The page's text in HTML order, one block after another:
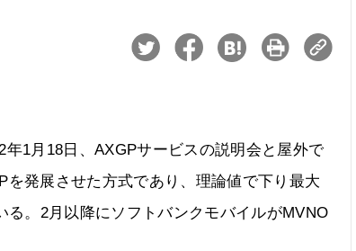
1月18日、AXGPサービスの説明会と屋外で
発展させた方式であり、理論値で下り最大
。2月以降にソフトバンクモバイルがMVNO